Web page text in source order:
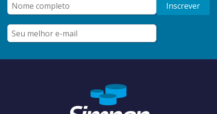
Inscrever